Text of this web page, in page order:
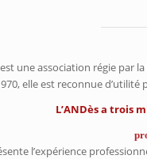
une association régie par
elle est reconnue d’utilité
L’ANDès a trois
l’expérience